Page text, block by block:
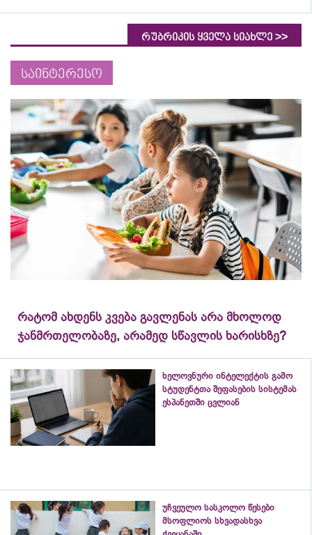
რუბრიკის ყველა სიახლე >>
საინტერესო
რატომ ახდენს კვება გავლენას არა მხოლოდ
ჯანმრთელობაზე, არამედ სწავლის ხარისხზე?
ხელოვნური ინტელექტის გამო
სტუდენტთა შეფასების სისტემას
ესპანეთში ცვლიან
უჩვეულო სასკოლო წესები
მსოფლიოს სხვადასხვა